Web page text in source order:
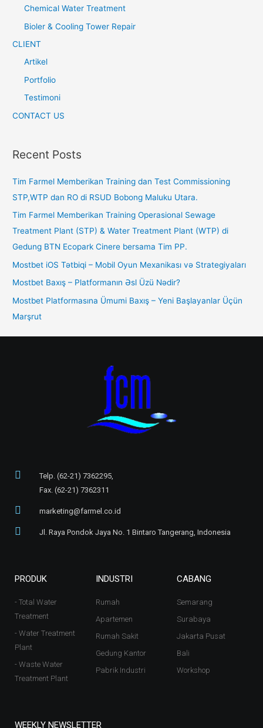
Chemical Water Treatment
Bioler & Cooling Tower Repair
CLIENT
Artikel
Portfolio
Testimoni
CONTACT US
Recent Posts
Tim Farmel Memberikan Training dan Test Commissioning
STP,WTP dan RO di RSUD Bobong Maluku Utara.
Tim Farmel Memberikan Training Operasional Sewage
Treatment Plant (STP) & Water Treatment Plant (WTP) di
Gedung BTN Ecopark Cinere bersama Tim PP.
Mostbet iOS Tətbiqi – Mobil Oyun Mexanikası və Strategiyaları
Mostbet Baxış – Platformanın Əsl Üzü Nədir?
Mostbet Platformasına Ümumi Baxış – Yeni Başlayanlar Üçün
Marşrut
Telp. (62-21) 7362295,
Fax. (62-21) 7362311
marketing@farmel.co.id
Jl. Raya Pondok Jaya No. 1 Bintaro Tangerang, Indonesia
PRODUK
- Total Water
Treatment
- Water Treatment
Plant
- Waste Water
Treatment Plant
INDUSTRI
Rumah
Apartemen
Rumah Sakit
Gedung Kantor
Pabrik Industri
CABANG
Semarang
Surabaya
Jakarta Pusat
Bali
Workshop
WEEKLY NEWSLETTER